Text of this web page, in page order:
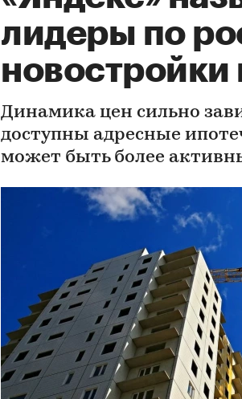
лидеры по
новостройки
Динамика цен сильно
доступны адресные
может быть более